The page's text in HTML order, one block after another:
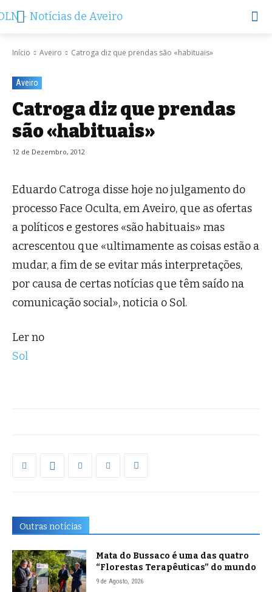
Início Aveiro Catroga diz que prendas são «habituais»
Aveiro
Catroga diz que prendas
são «habituais»
12 de Dezembro, 2012
Eduardo Catroga disse hoje no julgamento do
processo Face Oculta, em Aveiro, que as ofertas
a políticos e gestores «são habituais» mas
acrescentou que «ultimamente as coisas estão a
mudar, a fim de se evitar más interpretações,
por causa de certas notícias que têm saído na
comunicação social», noticia o Sol.
Ler no
Sol
Outras notícias
Mata do Bussaco é uma das quatro
“Florestas Terapêuticas” do mundo
9 de Agosto, 2026